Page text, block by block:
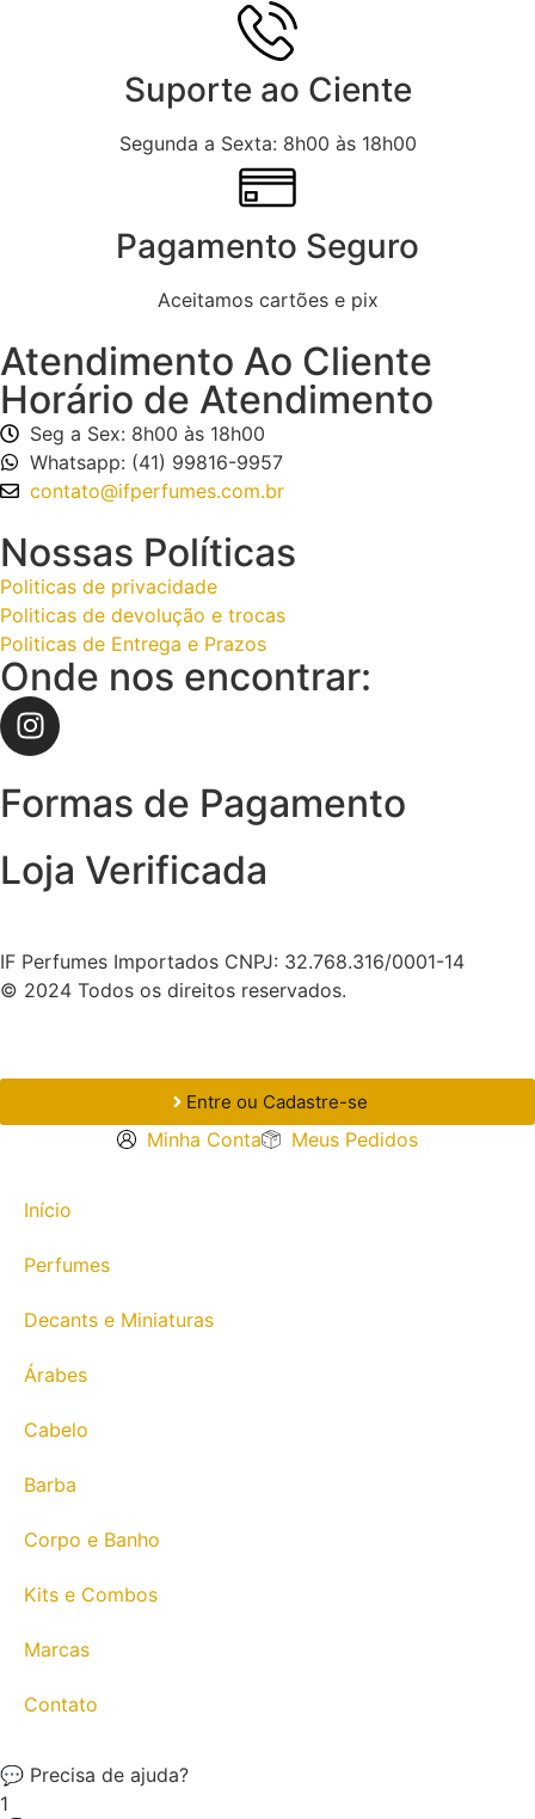
Suporte ao Ciente
Segunda a Sexta: 8h00 às 18h00
Pagamento Seguro
Aceitamos cartões e pix
Atendimento Ao Cliente
Horário de Atendimento
Seg a Sex: 8h00 às 18h00
Whatsapp: (41) 99816-9957
contato@ifperfumes.com.br
Nossas Políticas
Politicas de privacidade
Politicas de devolução e trocas
Politicas de Entrega e Prazos
Onde nos encontrar:
Formas de Pagamento
Loja Verificada
IF Perfumes Importados CNPJ: 32.768.316/0001-14
© 2024 Todos os direitos reservados.
Entre ou Cadastre-se
Minha Conta Meus Pedidos
Início
Perfumes
Decants e Miniaturas
Árabes
Cabelo
Barba
Corpo e Banho
Kits e Combos
Marcas
Contato
💬 Precisa de ajuda?
1